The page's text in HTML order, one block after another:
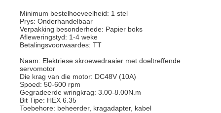
Minimum bestelhoeveelheid: 1 stel
Prys: Onderhandelbaar
Verpakking besonderhede: Papier boks
Afleweringstyd: 1-4 weke
Betalingsvoorwaardes: TT
Naam: Elektriese skroewedraaier met doeltreffende
servomotor
Die krag van die motor: DC48V (10A)
Spoed: 50-600 rpm
Gegradeerde wringkrag: 3.00-8.00N.m
Bit Tipe: HEX 6.35
Toebehore: beheerder, kragadapter, kabel